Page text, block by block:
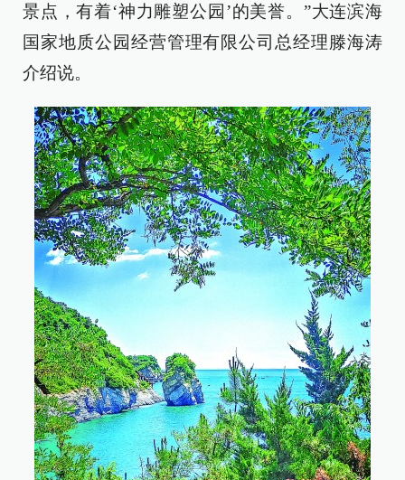
景点，有着‘神力雕塑公园’的美誉。”大连滨海
国家地质公园经营管理有限公司总经理滕海涛
介绍说。